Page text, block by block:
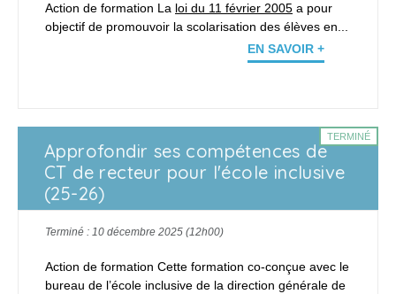
Action de formation La loi du 11 février 2005 a pour
objectif de promouvoir la scolarisation des élèves en...
EN SAVOIR +
Approfondir ses compétences de
CT de recteur pour l'école inclusive
(25-26)
TERMINÉ
Terminé : 10 décembre 2025 (12h00)
Action de formation Cette formation co-conçue avec le
bureau de l’école inclusive de la direction générale de